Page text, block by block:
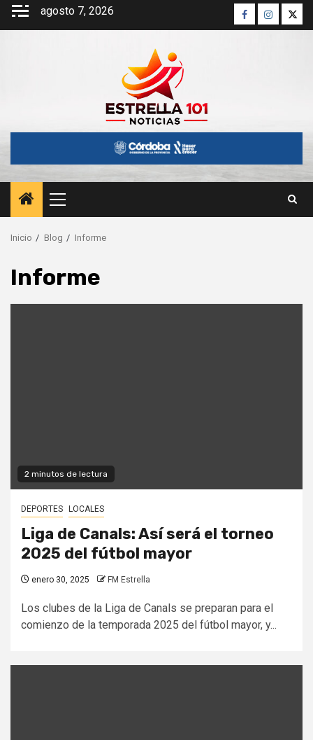
Saltar
agosto 7, 2026 Facebook
Instagram
Menú
principal
Inicio Blog Informe
Informe
2 minutos de lectura
DEPORTES LOCALES
Liga de Canals: Así será el torneo
2025 del fútbol mayor
enero 30, 2025 FM Estrella
Los clubes de la Liga de Canals se preparan para el
comienzo de la temporada 2025 del fútbol mayor, y...